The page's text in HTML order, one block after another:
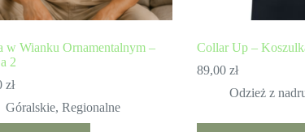
w Wianku Ornamentalnym –
2
zł
Góralskie, Regionalne
Collar Up –
89,00 zł
Odzież z